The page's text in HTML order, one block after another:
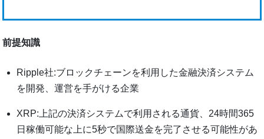
前提知識
Ripple社:ブロックチェーンを利用した金融決済システム
を開発、運営を手がける企業
XRP:上記の決済システムで利用される通貨、24時間365
日稼働可能な上に5秒で国際送金を完了させる可能性があ